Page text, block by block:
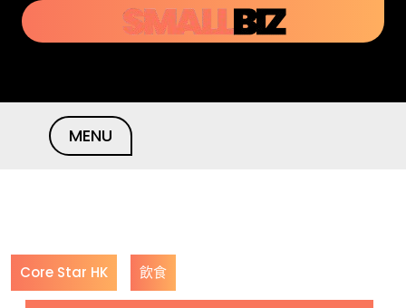
content
MENU
Core Star HK 飲食